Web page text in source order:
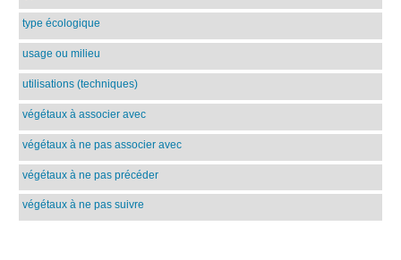
type écologique
usage ou milieu
utilisations (techniques)
végétaux à associer avec
végétaux à ne pas associer avec
végétaux à ne pas précéder
végétaux à ne pas suivre